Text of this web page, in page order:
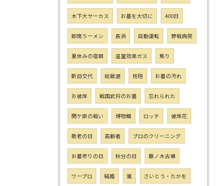
木下大サーカス お墓を大切に 400日
即席ラーメン 長浜 自動運転 野戦病院
夏休みの宿題 温室効果ガス 焦り
新旧交代 総裁選 祝砲 お墓の汚れ
お彼岸 戦国武将のお墓 忘れられた
関ケ原の戦い 博物館 ロッテ 彼岸花
敬老の日 高齢者 プロのクリーニング
お墓参りの日 秋分の日 藤ノ木古墳
ワープロ 結婚 嵐 さいとう・たかを